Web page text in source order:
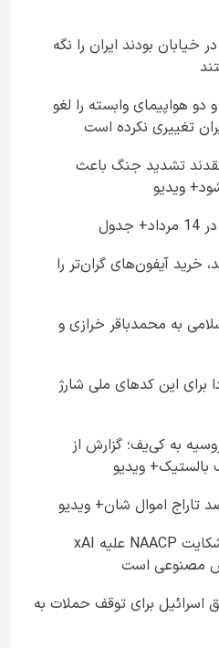
خیابان بودند ایران را نگه
دو هواپیمای وابسته را لغو
تغییری نکرده است
تشدید جنگ باعث
ویدیو
خرید آیفون‌های گران‌تر را
به محمدباقر خرازی و
۱۴۰۵ از فردا برای این کدهای ملی شارژ
به کی‌یف؛ گزارش از
تاراج اموال شان+ ویدیو
وزارت دادگستری آمریکا: شکایت NAACP علیه xAI
مصنوعی است
اسرائیل برای توقف حملات به